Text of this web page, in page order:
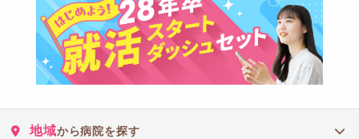
地域から病院を探す